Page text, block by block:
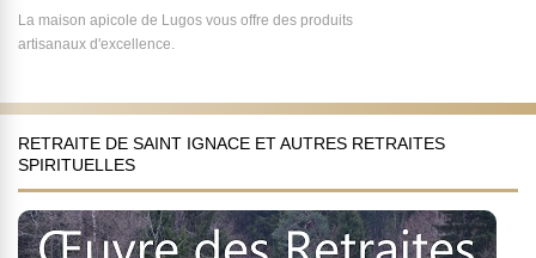
La maison apicole de Lugos vous offre des produits
artisanaux d'excellence.
RETRAITE DE SAINT IGNACE ET AUTRES RETRAITES
SPIRITUELLES